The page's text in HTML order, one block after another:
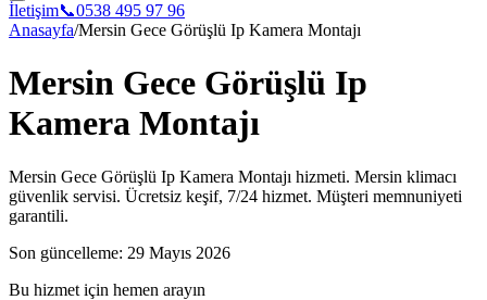
İletişim📞0538 495 97 96
Anasayfa/Mersin Gece Görüşlü Ip Kamera Montajı
Mersin Gece Görüşlü Ip
Kamera Montajı
Mersin Gece Görüşlü Ip Kamera Montajı hizmeti. Mersin klimacı
güvenlik servisi. Ücretsiz keşif, 7/24 hizmet. Müşteri memnuniyeti
garantili.
Son güncelleme: 29 Mayıs 2026
Bu hizmet için hemen arayın